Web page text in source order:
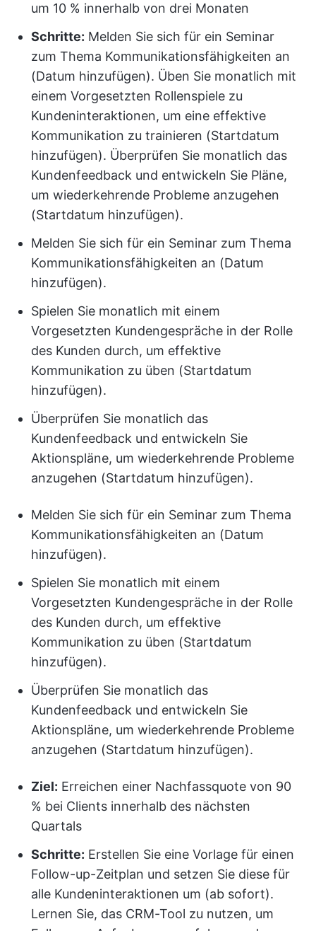
um 10 % innerhalb von drei Monaten
Schritte: Melden Sie sich für ein Seminar
zum Thema Kommunikationsfähigkeiten an
(Datum hinzufügen). Üben Sie monatlich mit
einem Vorgesetzten Rollenspiele zu
Kundeninteraktionen, um eine effektive
Kommunikation zu trainieren (Startdatum
hinzufügen). Überprüfen Sie monatlich das
Kundenfeedback und entwickeln Sie Pläne,
um wiederkehrende Probleme anzugehen
(Startdatum hinzufügen).
Melden Sie sich für ein Seminar zum Thema
Kommunikationsfähigkeiten an (Datum
hinzufügen).
Spielen Sie monatlich mit einem
Vorgesetzten Kundengespräche in der Rolle
des Kunden durch, um effektive
Kommunikation zu üben (Startdatum
hinzufügen).
Überprüfen Sie monatlich das
Kundenfeedback und entwickeln Sie
Aktionspläne, um wiederkehrende Probleme
anzugehen (Startdatum hinzufügen).
Melden Sie sich für ein Seminar zum Thema
Kommunikationsfähigkeiten an (Datum
hinzufügen).
Spielen Sie monatlich mit einem
Vorgesetzten Kundengespräche in der Rolle
des Kunden durch, um effektive
Kommunikation zu üben (Startdatum
hinzufügen).
Überprüfen Sie monatlich das
Kundenfeedback und entwickeln Sie
Aktionspläne, um wiederkehrende Probleme
anzugehen (Startdatum hinzufügen).
Ziel: Erreichen einer Nachfassquote von 90
% bei Clients innerhalb des nächsten
Quartals
Schritte: Erstellen Sie eine Vorlage für einen
Follow-up-Zeitplan und setzen Sie diese für
alle Kundeninteraktionen um (ab sofort).
Lernen Sie, das CRM-Tool zu nutzen, um